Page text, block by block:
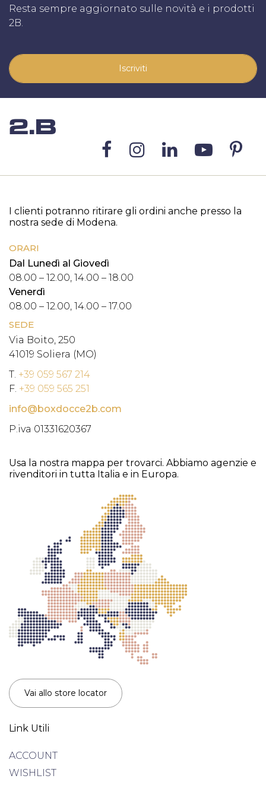
Resta sempre aggiornato sulle novità e i prodotti
2B.
Iscriviti
I clienti potranno ritirare gli ordini anche presso la
nostra sede di Modena.
ORARI
Dal Lunedì al Giovedì
08.00 – 12.00, 14.00 – 18.00
Venerdì
08.00 – 12.00, 14.00 – 17.00
SEDE
Via Boito, 250
41019 Soliera (MO)
T. +39 059 567 214
F. +39 059 565 251
info@boxdocce2b.com
P.iva 01331620367
Usa la nostra mappa per trovarci. Abbiamo agenzie e
rivenditori in tutta Italia e in Europa.
Vai allo store locator
Link Utili
ACCOUNT
WISHLIST